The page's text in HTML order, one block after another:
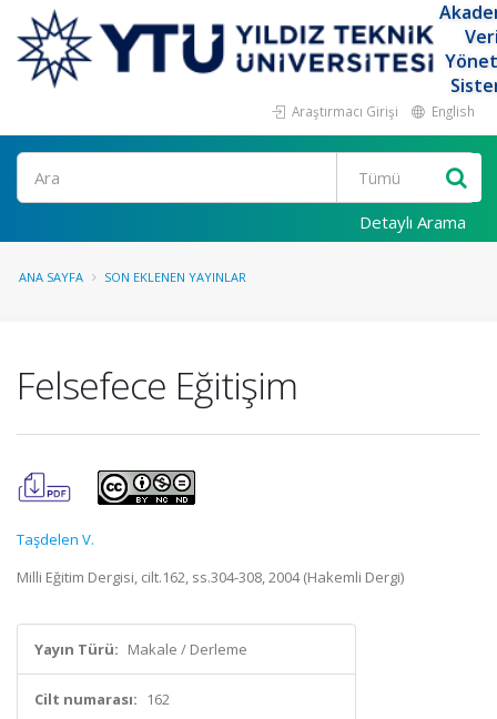
Araştırmacı Girişi English
Ara
Detaylı Arama
ANA SAYFA SON EKLENEN YAYINLAR
Felsefece Eğitişim
Taşdelen V.
Milli Eğitim Dergisi, cilt.162, ss.304-308, 2004 (Hakemli Dergi)
Yayın Türü: Makale / Derleme
Cilt numarası: 162